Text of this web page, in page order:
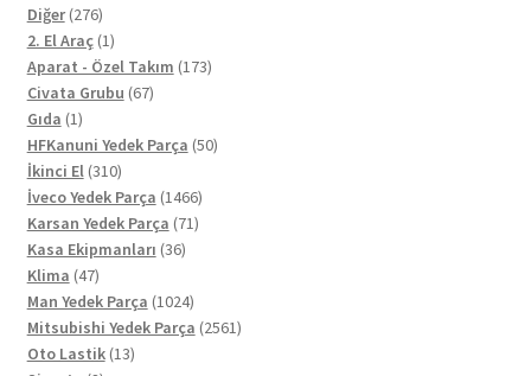
Diğer 276276
ürün
2. El Araç 11
ürün
Aparat - Özel Takım 173173
Civata Grubu 6767
Gıda 11
ürün
HFKanuni Yedek Parça 5050
İkinci El 310310
ürün
İveco Yedek Parça 14661466
ürün
Karsan Yedek Parça 7171
Kasa Ekipmanları 3636
Klima 4747
ürün
Man Yedek Parça 10241024
ürün
Mitsubishi Yedek Parça 25612561
Oto Lastik 1313